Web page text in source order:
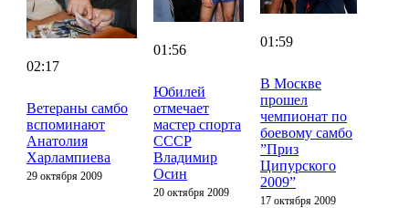
02:17
Ветераны самбо
вспоминают
Анатолия
Харлампиева
29 октября 2009
01:56
Юбилей
отмечает
мастер спорта
СССР
Владимир
Осин
20 октября 2009
01:59
В Москве
прошел
чемпионат по
боевому самбо
”Приз
Ципурского
2009”
17 октября 2009